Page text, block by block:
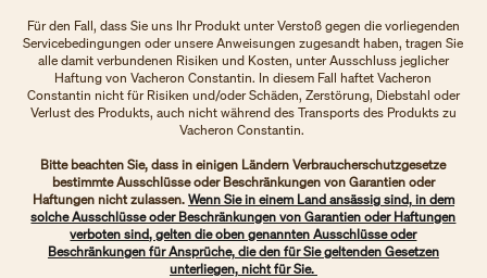
Für den Fall, dass Sie uns Ihr Produkt unter Verstoß gegen die vorliegenden
Servicebedingungen oder unsere Anweisungen zugesandt haben, tragen Sie
alle damit verbundenen Risiken und Kosten, unter Ausschluss jeglicher
Haftung von Vacheron Constantin. In diesem Fall haftet Vacheron
Constantin nicht für Risiken und/oder Schäden, Zerstörung, Diebstahl oder
Verlust des Produkts, auch nicht während des Transports des Produkts zu
Vacheron Constantin.
Bitte beachten Sie, dass in einigen Ländern Verbraucherschutzgesetze
bestimmte Ausschlüsse oder Beschränkungen von Garantien oder
Haftungen nicht zulassen. Wenn Sie in einem Land ansässig sind, in dem
solche Ausschlüsse oder Beschränkungen von Garantien oder Haftungen
verboten sind, gelten die oben genannten Ausschlüsse oder
Beschränkungen für Ansprüche, die den für Sie geltenden Gesetzen
unterliegen, nicht für Sie.